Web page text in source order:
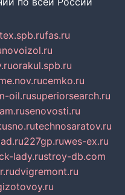
fas.ru
novoizol.ru
orakul.spb.ru
cemko.ru
oil.rusuperiorsearch.ru
senovosti.ru
technosaratov.ru
227gp.ruwes-ex.ru
lady.rustroy-db.com
dvigremont.ru